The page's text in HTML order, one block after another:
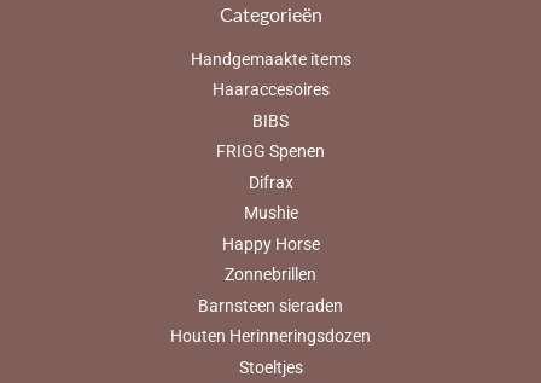
Categorieën
Handgemaakte items
Haaraccesoires
BIBS
FRIGG Spenen
Difrax
Mushie
Happy Horse
Zonnebrillen
Barnsteen sieraden
Houten Herinneringsdozen
Stoeltjes